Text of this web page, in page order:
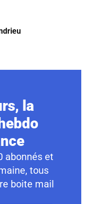
la
abonnés et
tous
boite mail